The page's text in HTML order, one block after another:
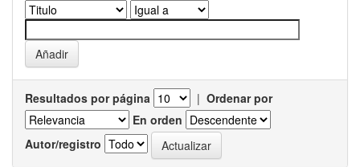
Resultados por página | Ordenar por
En orden
Autor/registro